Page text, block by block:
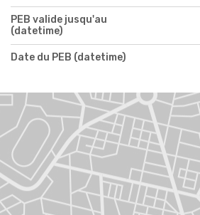
PEB valide jusqu'au
(datetime)
Date du PEB (datetime)